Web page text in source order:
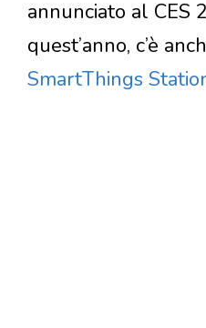
annunciato al CES
quest’anno, c’è
SmartThings